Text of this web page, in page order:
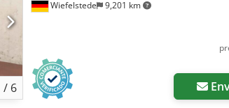
/ 6
Wiefelstede 9,201 km